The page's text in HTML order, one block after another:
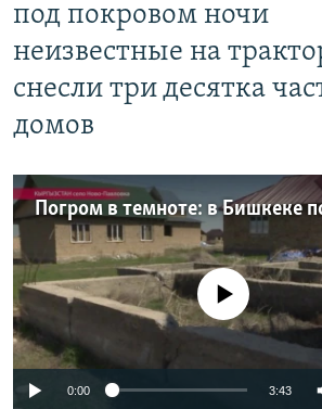
под покровом ночи
неизвестные на
снесли три десятка
домов
No media source currently
0:00 3:43